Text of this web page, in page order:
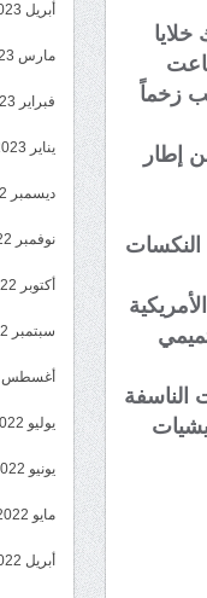
زخماً
إطار
النكسات
الناسفة
أبريل 2023
مارس 2023
فبراير 2023
يناير 2023
ديسمبر 2022
نوفمبر 2022
أكتوبر 2022
سبتمبر 2022
أغسطس 2022
يوليو 2022
يونيو 2022
مايو 2022
أبريل 2022